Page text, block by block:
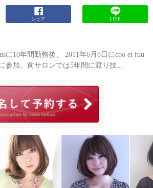
シェア LINE
に10年間勤務後、 2011年6月8日にcoo et fuu
参加。前サロンでは5年間に渡り技...